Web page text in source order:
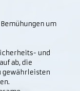
um
und
ab, die
gewährleisten